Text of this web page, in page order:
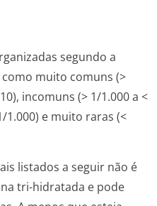
segundo a
muito comuns (>
incomuns (> 1/1.000 a <
1.000) e muito raras (<
listados a seguir não é
tri-hidratada e pode